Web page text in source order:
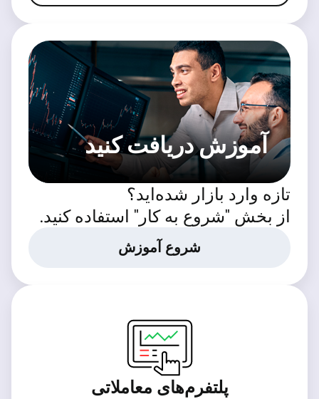
آموزش دریافت کنید
تازه وارد بازار شده‌اید؟
از بخش "شروع به کار" استفاده کنید.
شروع آموزش
پلتفرم‌های معاملاتی